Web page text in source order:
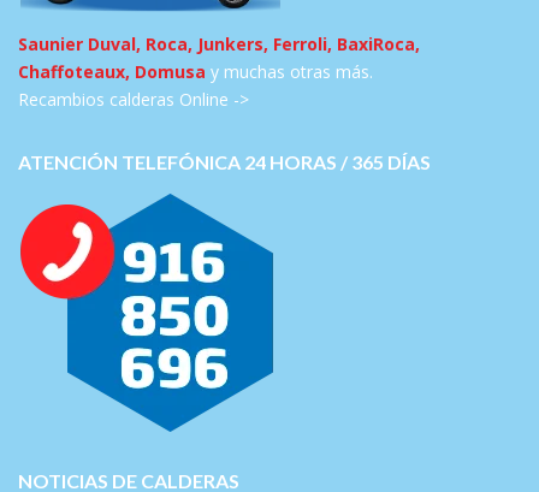
Saunier Duval, Roca, Junkers, Ferroli, BaxiRoca,
Chaffoteaux, Domusa y muchas otras más.
Recambios calderas Online ->
ATENCIÓN TELEFÓNICA 24 HORAS / 365 DÍAS
NOTICIAS DE CALDERAS